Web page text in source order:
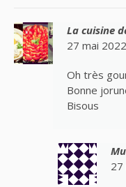
La cuisine
27 mai
Oh très
Bonne
Bisous
27